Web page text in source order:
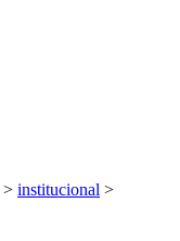
> institucional >